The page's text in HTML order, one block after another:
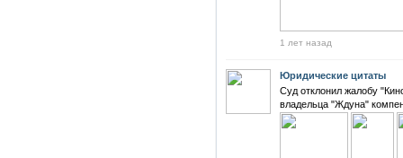
1 лет назад
Юридические цитаты
Суд отклонил жалобу
владельца "Ждуна"